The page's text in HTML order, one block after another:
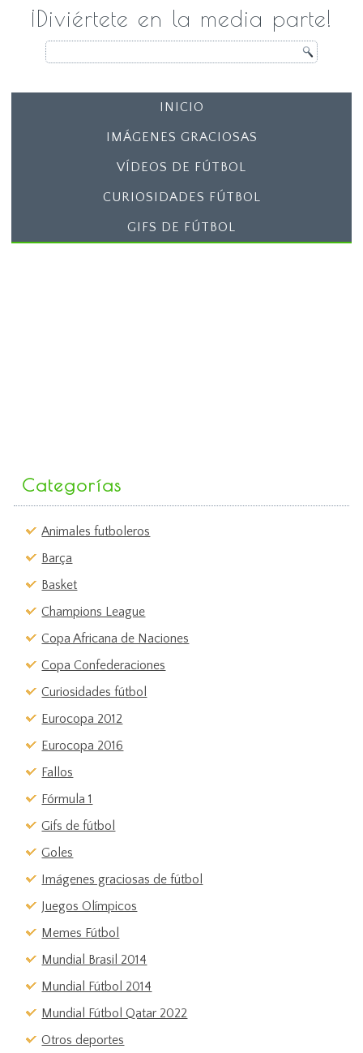
¡Diviértete en la media parte!
INICIO
IMÁGENES GRACIOSAS
VÍDEOS DE FÚTBOL
CURIOSIDADES FÚTBOL
GIFS DE FÚTBOL
Categorías
Animales futboleros
Barça
Basket
Champions League
Copa Africana de Naciones
Copa Confederaciones
Curiosidades fútbol
Eurocopa 2012
Eurocopa 2016
Fallos
Fórmula 1
Gifs de fútbol
Goles
Imágenes graciosas de fútbol
Juegos Olímpicos
Memes Fútbol
Mundial Brasil 2014
Mundial Fútbol 2014
Mundial Fútbol Qatar 2022
Otros deportes